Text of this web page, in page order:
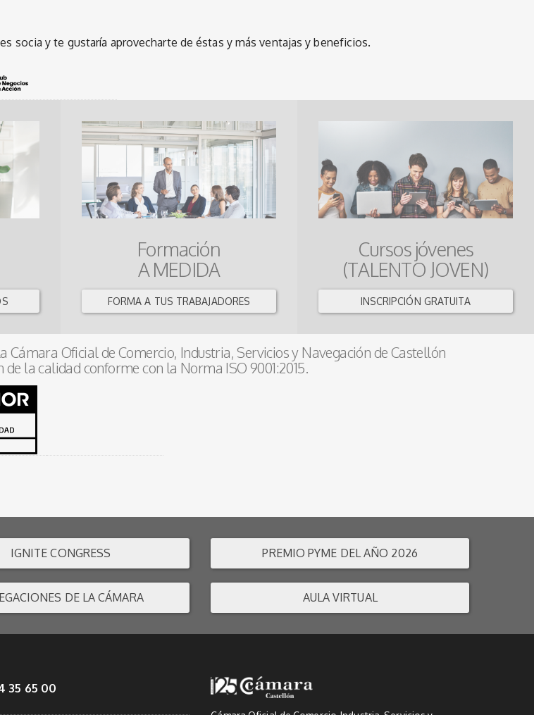
socia y te gustaría aprovecharte de éstas y más ventajas y beneficios.
Formación
A MEDIDA
FORMA A TUS TRABAJADORES
Cursos jóvenes
(TALENTO JOVEN)
INSCRIPCIÓN GRATUITA
Cámara Oficial de Comercio, Industria, Servicios y Navegación de Castellón
la calidad conforme con la Norma ISO 9001:2015.
IGNITE CONGRESS PREMIO PYME DEL AÑO 2026
DE LA CÁMARA AULA VIRTUAL
35 65 00